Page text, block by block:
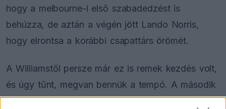
hogy a melbourne-i első szabadedzést is
behúzza, de aztán a végén jött Lando Norris,
hogy elrontsa a korábbi csapattárs örömét.
A Williamstől persze már ez is remek kezdés volt,
és úgy tűnt, megvan bennük a tempó. A második
gyakorláson aztán némileg visszaestek, hiszen ott